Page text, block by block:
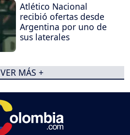
Atlético Nacional
recibió ofertas desde
Argentina por uno de
sus laterales
VER MÁS +